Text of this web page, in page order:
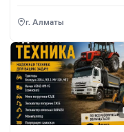
г. Алматы